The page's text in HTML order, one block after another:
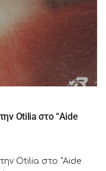
Otilia στο “Aide
Otilia στο “Aide